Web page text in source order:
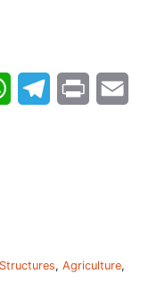
WhatsAppTelegram
Print
, Agriculture,